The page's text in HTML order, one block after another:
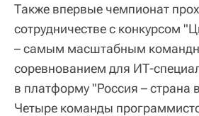
Также впервые чемпионат
сотрудничестве с конкурсом
– самым масштабным
соревнованием для ИТ-
в платформу "Россия – страна
Четыре команды